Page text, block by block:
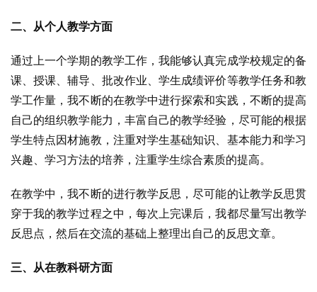
二、从个人教学方面
通过上一个学期的教学工作，我能够认真完成学校规定的备
课、授课、辅导、批改作业、学生成绩评价等教学任务和教
学工作量，我不断的在教学中进行探索和实践，不断的提高
自己的组织教学能力，丰富自己的教学经验，尽可能的根据
学生特点因材施教，注重对学生基础知识、基本能力和学习
兴趣、学习方法的培养，注重学生综合素质的提高。
在教学中，我不断的进行教学反思，尽可能的让教学反思贯
穿于我的教学过程之中，每次上完课后，我都尽量写出教学
反思点，然后在交流的基础上整理出自己的反思文章。
三、从在教科研方面